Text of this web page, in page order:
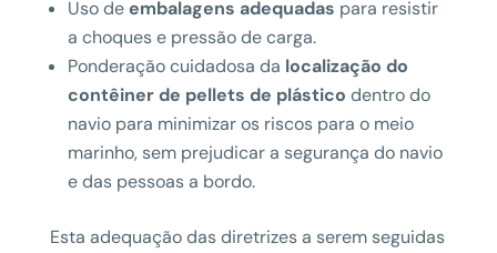
Uso deembalagens adequadas para resistir
a choques e pressão de carga.
Ponderação cuidadosa da localização do
contêiner de pellets de plástico dentro do
navio para minimizar os riscos para o meio
marinho, sem prejudicar a segurança do navio
e das pessoas a bordo.
Esta adequação das diretrizes a serem seguidas